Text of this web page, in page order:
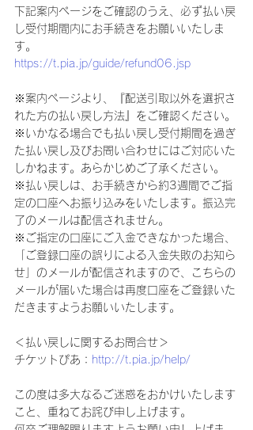
下記案内ページをご確認のうえ、必ず払い戻
し受付期間内にお手続きをお願いいたしま
す。
https://t.pia.jp/guide/refund06.jsp
※案内ページより、『配送引取以外を選択さ
れた方の払い戻し方法』をご確認ください。
※いかなる場合でも払い戻し受付期間を過ぎ
た払い戻し及びお問い合わせにはご対応いた
しかねます。あらかじめご了承ください。
※払い戻しは、お手続きから約3週間でご指
定の口座へお振り込みをいたします。振込完
了のメールは配信されません。
※ご指定の口座にご入金できなかった場合、
「ご登録口座の誤りによる入金失敗のお知ら
せ」のメールが配信されますので、こちらの
メールが届いた場合は再度口座をご登録いた
だきますようお願いいたします。
＜払い戻しに関するお問合せ＞
チケットぴあ： http://t.pia.jp/help/
この度は多大なるご迷惑をおかけいたします
こと、重ねてお詫び申し上げます。